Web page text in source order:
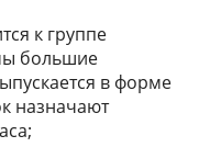
к группе
большие
в форме
назначают